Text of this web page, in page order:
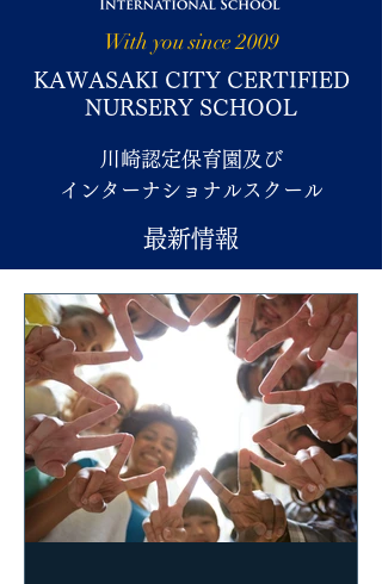
With you since 2009
KAWASAKI CITY CERTIFIED
NURSERY SCHOOL
川崎認定保育園及び
インターナショナルスクール
最新情報